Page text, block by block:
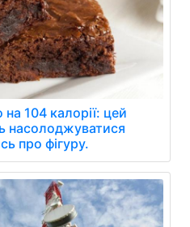
104 калорії: цей
насолоджуватися
про фігуру.